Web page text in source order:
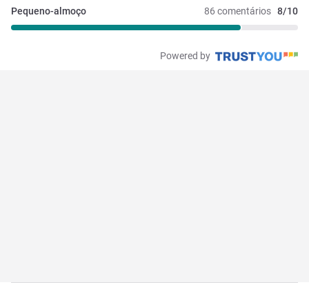
86 comentários 8/10
Pequeno-almoço
Powered by